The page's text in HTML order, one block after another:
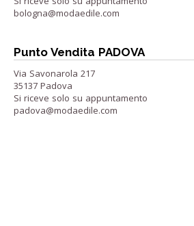
bologna@modaedile.com
Punto Vendita PADOVA
Via Savonarola 217
35137 Padova
Si riceve solo su appuntamento
padova@modaedile.com